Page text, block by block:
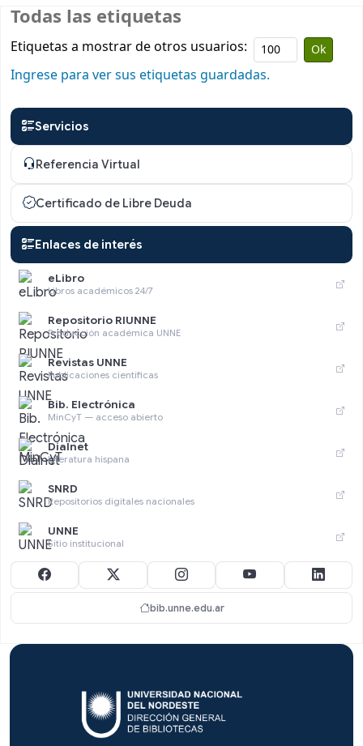
Servicios
Referencia Virtual
Certificado de Libre Deuda
Enlaces de interés
eLibro
Libros académicos 24/7
Repositorio RIUNNE
Producción académica UNNE
Revistas UNNE
Publicaciones científicas
Bib. Electrónica
MinCyT — acceso abierto
Dialnet
Literatura hispana
SNRD
Repositorios digitales nacionales
UNNE
Sitio institucional
bib.unne.edu.ar
Todas las etiquetas
Etiquetas a mostrar de otros usuarios:
Ingrese para ver sus etiquetas guardadas.